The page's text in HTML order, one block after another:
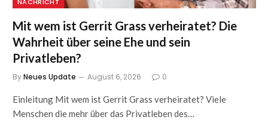
Mit wem ist Gerrit Grass verheiratet? Die
Wahrheit über seine Ehe und sein
Privatleben?
ByNeues Update August 6, 2026 0
Einleitung Mit wem ist Gerrit Grass verheiratet? Viele
Menschen die mehr über das Privatleben des…